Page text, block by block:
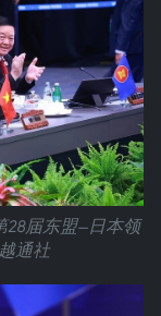
28届东盟—日本领
通社